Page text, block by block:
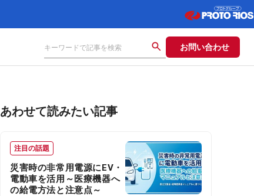
お問い合わせ
あわせて読みたい記事
注目の話題
災害時の非常用電源にEV・
電動車を活用～医療機器へ
の給電方法と注意点～